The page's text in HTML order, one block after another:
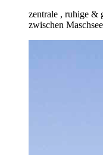
zentrale , ruhige &
zwischen